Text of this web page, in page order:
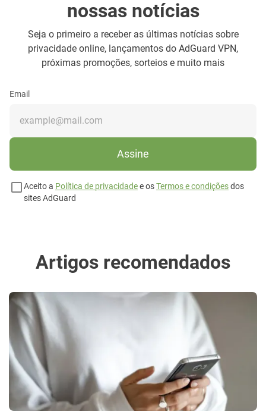
nossas notícias
Seja o primeiro a receber as últimas notícias sobre
privacidade online, lançamentos do AdGuard VPN,
próximas promoções, sorteios e muito mais
Email
Assine
Aceito a Política de privacidadee osTermos e condiçõesdos
sites AdGuard
Artigos recomendados